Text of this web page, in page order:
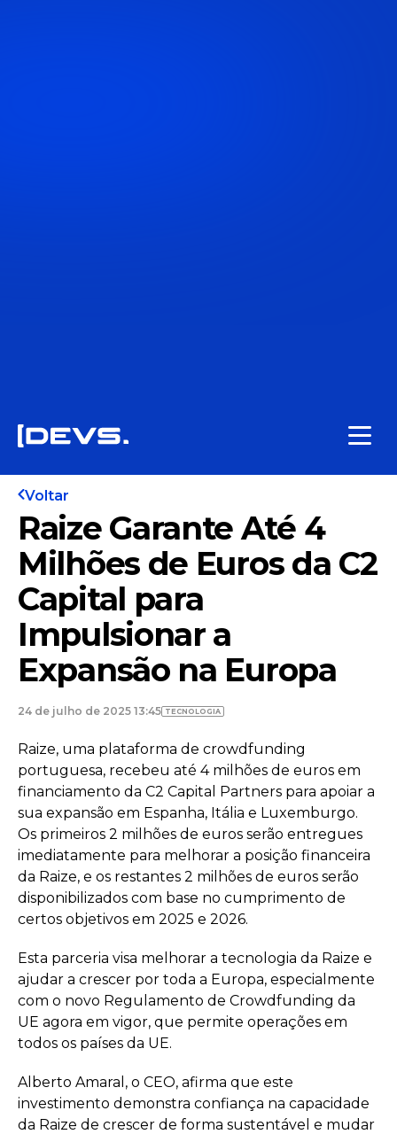
Voltar
Raize Garante Até 4
Milhões de Euros da C2
Capital para
Impulsionar a
Expansão na Europa
24 de julho de 2025 13:45 TECNOLOGIA
Raize, uma plataforma de crowdfunding
portuguesa, recebeu até 4 milhões de euros em
financiamento da C2 Capital Partners para apoiar a
sua expansão em Espanha, Itália e Luxemburgo.
Os primeiros 2 milhões de euros serão entregues
imediatamente para melhorar a posição financeira
da Raize, e os restantes 2 milhões de euros serão
disponibilizados com base no cumprimento de
certos objetivos em 2025 e 2026.
Esta parceria visa melhorar a tecnologia da Raize e
ajudar a crescer por toda a Europa, especialmente
com o novo Regulamento de Crowdfunding da
UE agora em vigor, que permite operações em
todos os países da UE.
Alberto Amaral, o CEO, afirma que este
investimento demonstra confiança na capacidade
da Raize de crescer de forma sustentável e mudar